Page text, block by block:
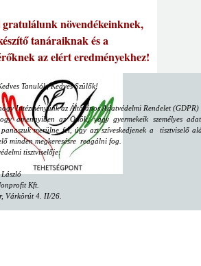
gratulálunk növendékeinknek,
tanáraiknak és a
az elért eredményekhez!
Tanulók, Kedves Szülők!
Intézményünk az Általános Adatvédelmi Rendelet
amennyiben az Önök, vagy gyermekeik személyes
panaszuk merülne fel, úgy azt szíveskedjenek a tisztviselő
minden megkeresésre reagálni fog.
tisztviselője:
Kft.
Várkörút 4. II/26.